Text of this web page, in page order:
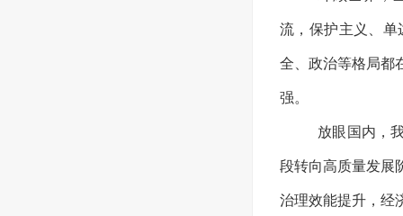
流，保护主义、单
全、政治等格局都
强。
放眼国内，
段转向高质量发展
治理效能提升，经